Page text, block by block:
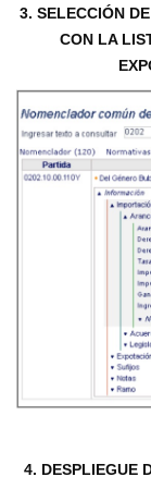
3. SELECCIÓN
CON LA
4. DESPLIEGUE